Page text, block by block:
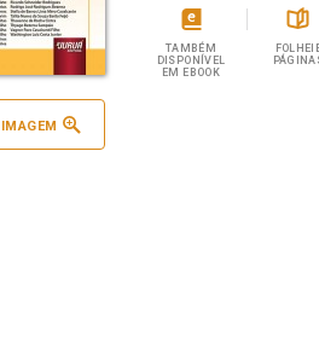
TAMBÉM
DISPONÍVEL
EM EBOOK